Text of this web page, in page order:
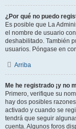
¿Por qué no puedo
Es posible que La
el nombre de usuario
deshabilitado. También
usuarios. Póngase en
Arriba
Me he registrado ¡y no
Primero, verifique su
hay dos posibles
activado y cuando se
tendrá que seguir
cuenta. Algunos foros